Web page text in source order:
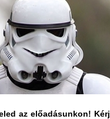
az előadásunkon!